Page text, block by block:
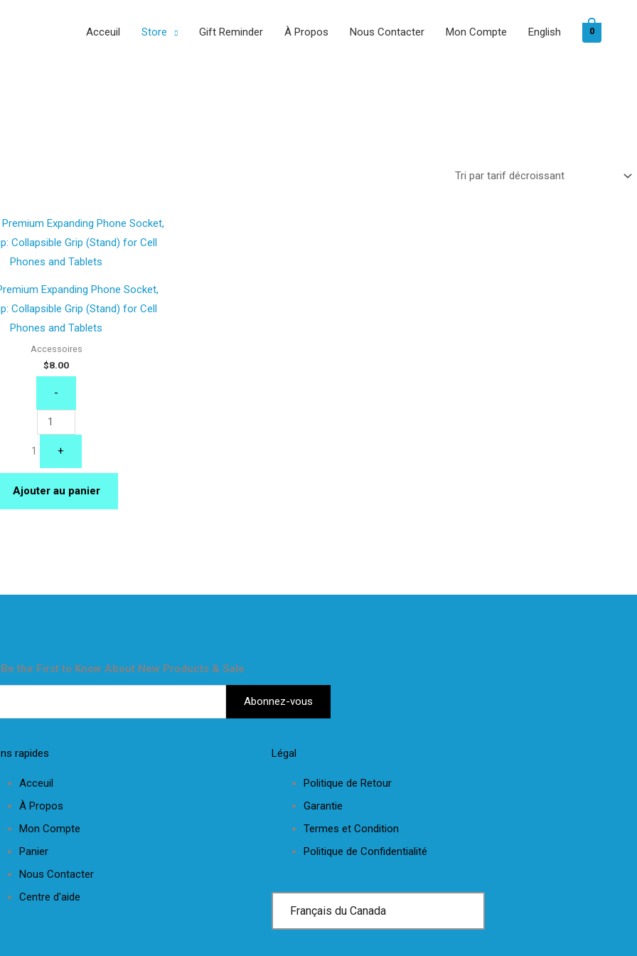
Acceuil Store Gift Reminder À Propos Nous Contacter Mon Compte English 0
Expanding Phone Socket,
Collapsible Grip (Stand) for Cell
Phones and Tablets
Accessoires
$8.00
Quantity
-
1 +
Ajouter au panier
Be the First to Know About New Products & Sale
rapides
Acceuil
À Propos
Mon Compte
Panier
Nous Contacter
Centre d'aide
Légal
Politique de Retour
Garantie
Termes et Condition
Politique de Confidentialité
Français du Canada